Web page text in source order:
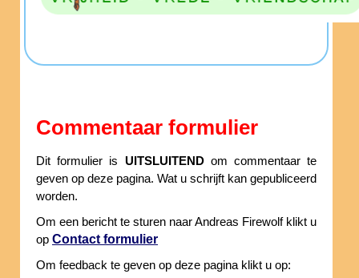
Commentaar formulier
Dit formulier is UITSLUITENDom commentaar te
geven op deze pagina. Wat u schrijft kan gepubliceerd
worden.
Om een bericht te sturen naar Andreas Firewolf klikt u
op Contact formulier
Om feedback te geven op deze pagina klikt u op: